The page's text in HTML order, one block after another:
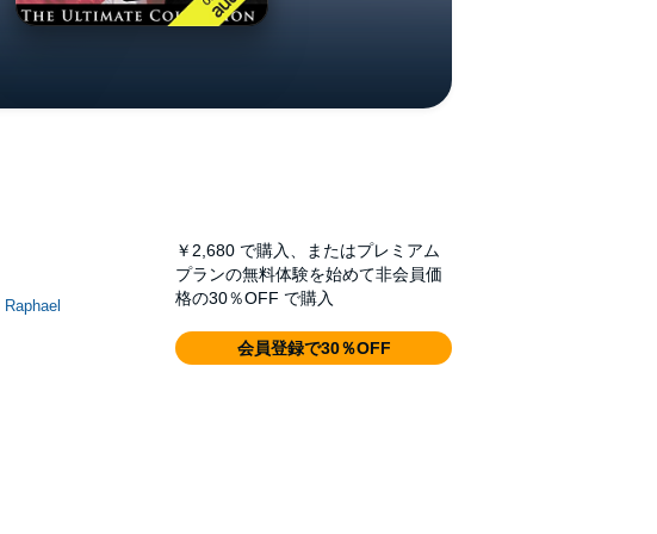
Raphael
￥2,680 で購入、またはプレミアム
プランの無料体験を始めて非会員価
格の30％OFF で購入
会員登録で30％OFF